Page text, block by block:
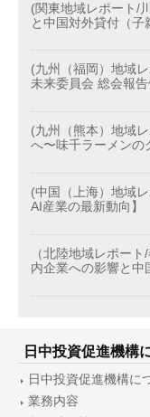
(関東地域レポート/
と中国対外貸付（子
(九州（福岡）地域
未来委員会 総会報告
(九州（熊本）地域
へ〜味千ラーメンの
(中国（上海）地域
AI産業の最新動向】
（北陸地域レポー
内企業への影響と中
日中投資促進機構
日中投資促進機構に
業務内容